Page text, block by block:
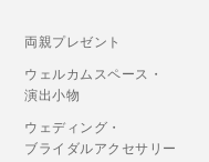
両親プレゼント
ウェルカムスペース・
演出小物
ウェディング・
ブライダルアクセサリー